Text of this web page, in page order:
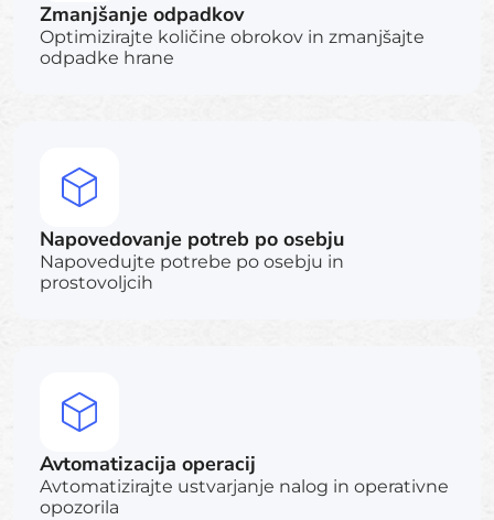
Zmanjšanje odpadkov
Optimizirajte količine obrokov in zmanjšajte
odpadke hrane
Napovedovanje potreb po osebju
Napovedujte potrebe po osebju in
prostovoljcih
Avtomatizacija operacij
Avtomatizirajte ustvarjanje nalog in operativne
opozorila